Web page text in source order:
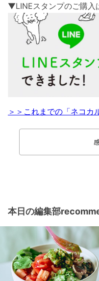
▼LINEスタンプのご購入
＞＞これまでの「ネコカ
本日の編集部